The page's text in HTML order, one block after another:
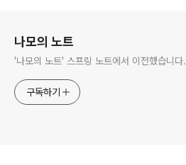
나모의 노트
'나모의 노트' 스프링 노트에서 이전했습니다.
구독하기